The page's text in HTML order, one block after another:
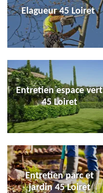
Elagueur 45 Loiret
Entretien espace vert
45 Loiret
Entretien parc et
jardin 45 Loiret